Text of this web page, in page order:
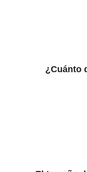
¿Cuánto